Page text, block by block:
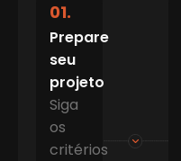
01.
Prepare
seu
projeto
Siga
os
critérios